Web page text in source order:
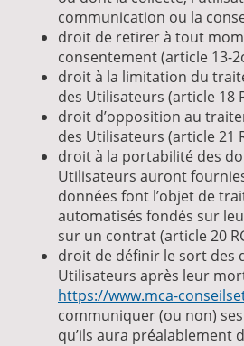
communication ou la
droit de retirer à tout
consentement (article 13-
droit à la limitation du
des Utilisateurs (article 18
droit d’opposition au
des Utilisateurs (article 21
droit à la portabilité des
Utilisateurs auront
données font l’objet de
automatisés fondés sur
sur un contrat (article 20
droit de définir le sort des
Utilisateurs après leur
https://www.mca-
communiquer (ou non)
qu’ils aura préalablement